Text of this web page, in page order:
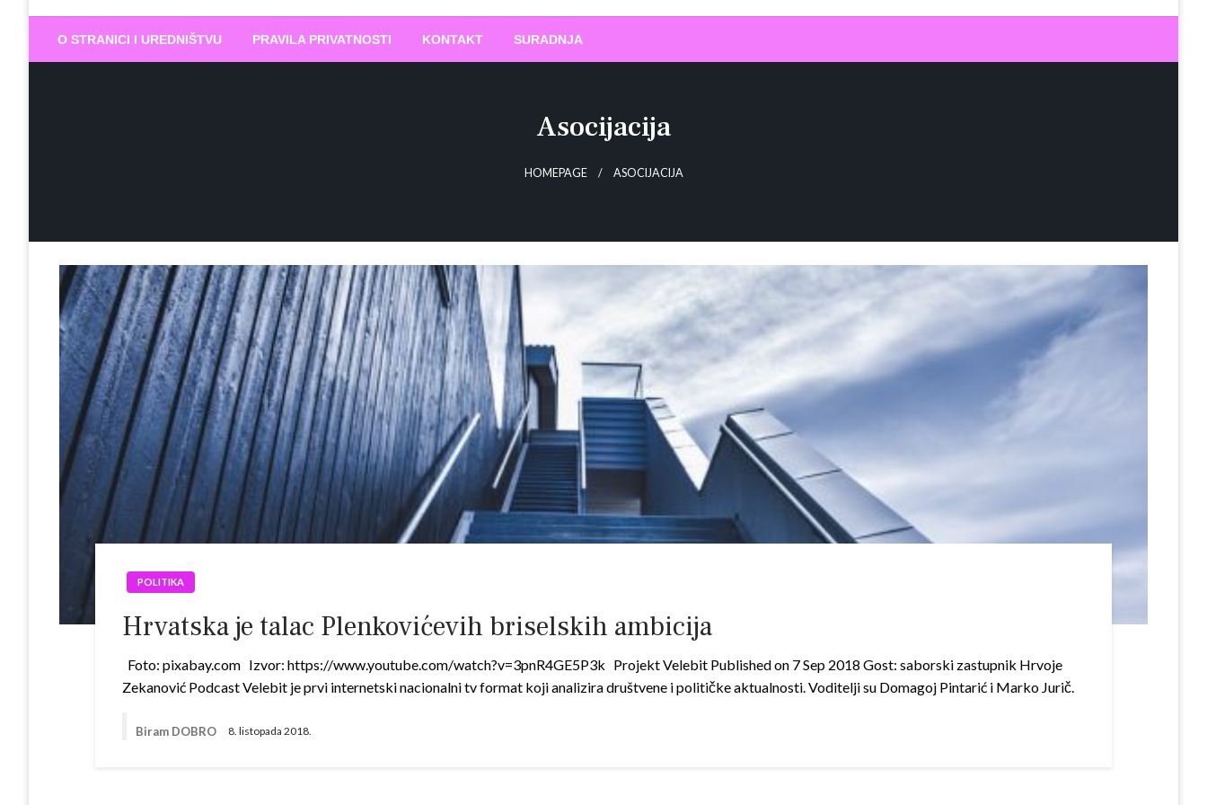
Biram DOBRO
O STRANICI I UREDNIŠTVU PRAVILA PRIVATNOSTI KONTAKT SURADNJA
Asocijacija
HOMEPAGE ASOCIJACIJA
POLITIKA
Hrvatska je talac Plenkovićevih briselskih ambicija
Foto: pixabay.com Izvor: https://www.youtube.com/watch?v=3pnR4GE5P3k Projekt Velebit Published on 7 Sep 2018 Gost: saborski zastupnik Hrvoje
Zekanović Podcast Velebit je prvi internetski nacionalni tv format koji analizira društvene i političke aktualnosti. Voditelji su Domagoj Pintarić i Marko Jurič.
Biram DOBRO 8. listopada 2018.